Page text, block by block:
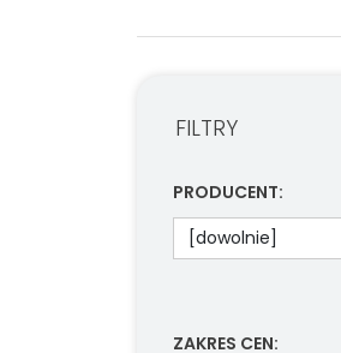
FILTRY
PRODUCENT:
ZAKRES CEN: